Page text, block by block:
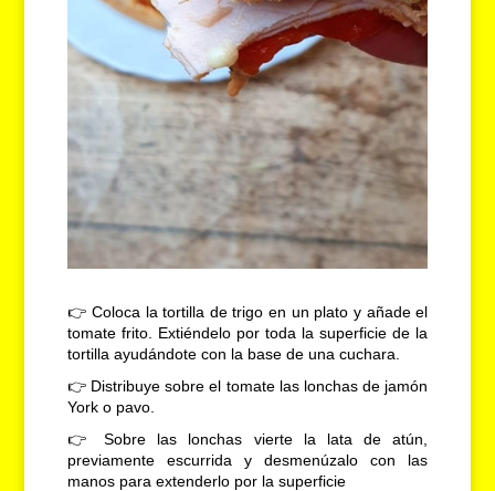
👉 Coloca la tortilla de trigo en un plato y añade el
tomate frito. Extiéndelo por toda la superficie de la
tortilla ayudándote con la base de una cuchara.
👉 Distribuye sobre el tomate las lonchas de jamón
York o pavo.
👉 Sobre las lonchas vierte la lata de atún,
previamente escurrida y desmenúzalo con las
manos para extenderlo por la superficie